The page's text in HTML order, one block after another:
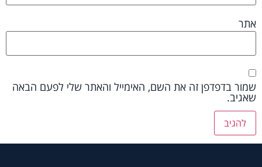
אתר
שמור בדפדפן זה את השם, האימייל והאתר שלי לפעם הבאה
שאגיב.